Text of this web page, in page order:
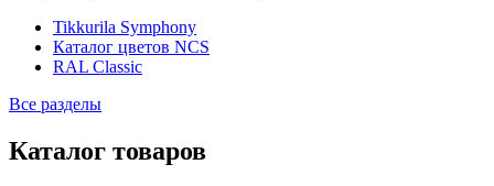
Tikkurila Symphony
Каталог цветов NCS
RAL Classic
Все разделы
Каталог товаров